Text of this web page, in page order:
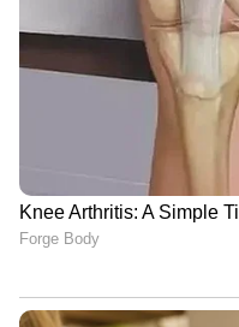
ജിയോസ്റ്റാറിന്റെ
2024 ൽ റിലയൻസും
8.5 ബില്യൺ
രൂപീകരിച്ചതാണ്
രാജ്യത്തെ ഏറ്റവും
പ്ലാറ്റ്ഫോമാണിത്.
നിലനിർത്താനും